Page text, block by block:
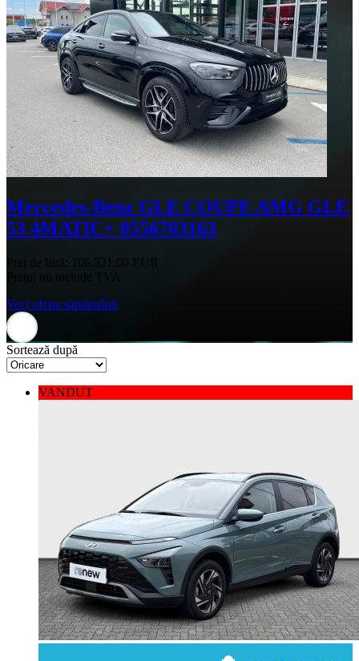
Mercedes-Benz GLE COUPE AMG GLE
53 4MATIC+ 0556703163
Preț de listă:
106.521,00 EUR
Vezi oferta săptămânii
Sortează după
VANDUT